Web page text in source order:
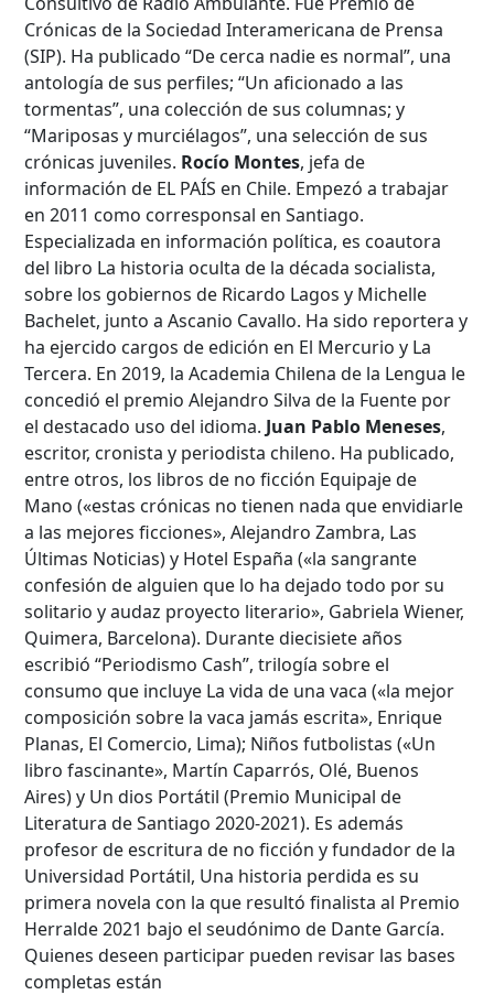
Crónicas de la Sociedad Interamericana de Prensa
(SIP). Ha publicado “De cerca nadie es normal”, una
antología de sus perfiles; “Un aficionado a las
tormentas”, una colección de sus columnas; y
“Mariposas y murciélagos”, una selección de sus
crónicas juveniles. Rocío Montes, jefa de
información de EL PAÍS en Chile. Empezó a trabajar
en 2011 como corresponsal en Santiago.
Especializada en información política, es coautora
del libro La historia oculta de la década socialista,
sobre los gobiernos de Ricardo Lagos y Michelle
Bachelet, junto a Ascanio Cavallo. Ha sido reportera y
ha ejercido cargos de edición en El Mercurio y La
Tercera. En 2019, la Academia Chilena de la Lengua le
concedió el premio Alejandro Silva de la Fuente por
el destacado uso del idioma. Juan Pablo Meneses,
escritor, cronista y periodista chileno. Ha publicado,
entre otros, los libros de no ficción Equipaje de
Mano («estas crónicas no tienen nada que envidiarle
a las mejores ficciones», Alejandro Zambra, Las
Últimas Noticias) y Hotel España («la sangrante
confesión de alguien que lo ha dejado todo por su
solitario y audaz proyecto literario», Gabriela Wiener,
Quimera, Barcelona). Durante diecisiete años
escribió “Periodismo Cash”, trilogía sobre el
consumo que incluye La vida de una vaca («la mejor
composición sobre la vaca jamás escrita», Enrique
Planas, El Comercio, Lima); Niños futbolistas («Un
libro fascinante», Martín Caparrós, Olé, Buenos
Aires) y Un dios Portátil (Premio Municipal de
Literatura de Santiago 2020-2021). Es además
profesor de escritura de no ficción y fundador de la
Universidad Portátil, Una historia perdida es su
primera novela con la que resultó finalista al Premio
Herralde 2021 bajo el seudónimo de Dante García.
Quienes deseen participar pueden revisar las bases
completas están
Desde...
Hasta...